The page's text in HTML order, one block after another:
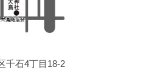
千石4丁目18-2